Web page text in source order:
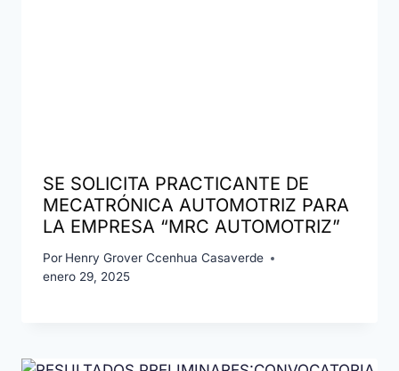
SE SOLICITA PRACTICANTE DE
MECATRÓNICA AUTOMOTRIZ PARA
LA EMPRESA “MRC AUTOMOTRIZ”
Por Henry Grover Ccenhua Casaverde
enero 29, 2025